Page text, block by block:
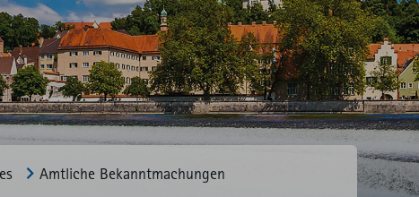
Amtliche Bekannt­machungen